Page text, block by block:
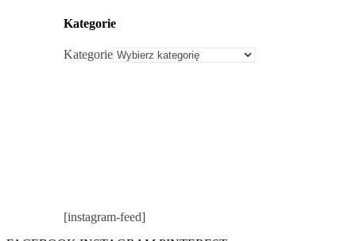
Kategorie
Kategorie
[instagram-feed]